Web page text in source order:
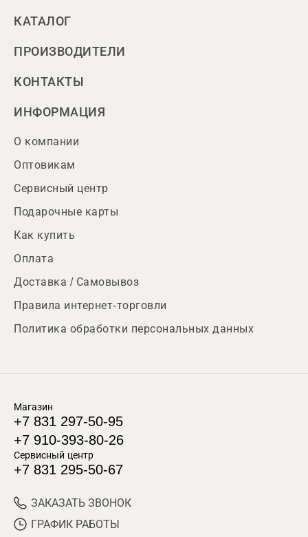
КАТАЛОГ
ПРОИЗВОДИТЕЛИ
КОНТАКТЫ
ИНФОРМАЦИЯ
О компании
Оптовикам
Сервисный центр
Подарочные карты
Как купить
Оплата
Доставка / Самовывоз
Правила интернет-торговли
Политика обработки персональных данных
Магазин
+7 831 297-50-95
+7 910-393-80-26
Сервисный центр
+7 831 295-50-67
ЗАКАЗАТЬ ЗВОНОК
ГРАФИК РАБОТЫ